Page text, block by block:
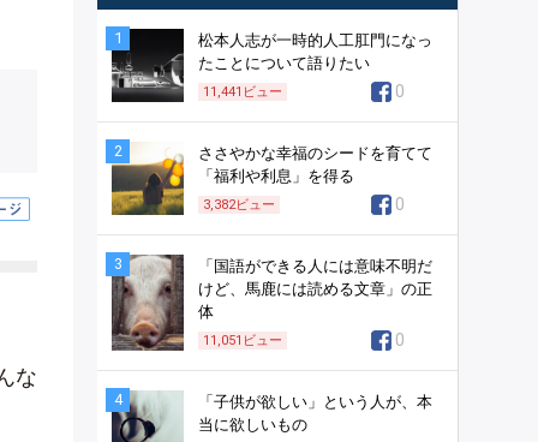
な
1
松本人志が一時的人工肛門になっ
たことについて語りたい
11,441 ビュー 0
2
ささやかな幸福のシードを育てて
「福利や利息」を得る
3,382ビュー 0
3
「国語ができる人には意味不明だ
けど、馬鹿には読める文章」の正
体
11,051 ビュー 0
4
「子供が欲しい」という人が、本
当に欲しいもの